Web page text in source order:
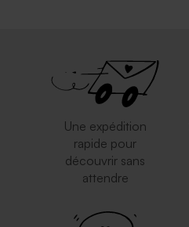
Une expédition
rapide pour
découvrir sans
attendre